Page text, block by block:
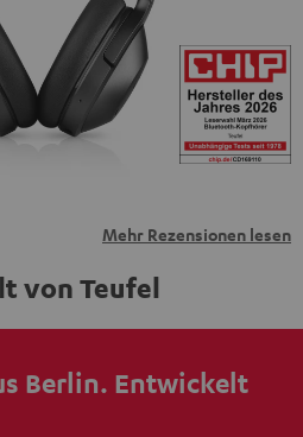
Informationen sind in der
I zu finden.
Mehr Rezensionen lesen
von Teufel
Berlin. Entwickelt